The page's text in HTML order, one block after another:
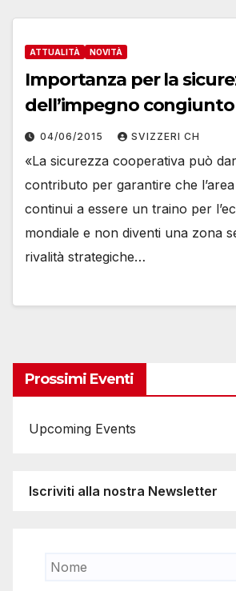
ATTUALITÀ NOVITÀ
Importanza per la
dell’impegno congiunto
04/06/2015 SVIZZERI CH
«La sicurezza cooperativa può
contributo per garantire che
continui a essere un traino per
mondiale e non diventi una zona
rivalità strategiche…
Prossimi Eventi
Upcoming Events
Iscriviti alla nostra Newsletter